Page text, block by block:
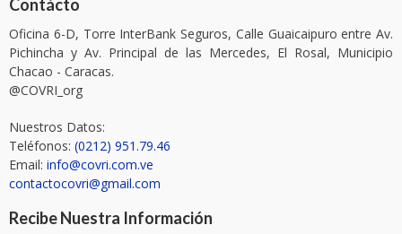
Contácto
Oficina 6-D, Torre InterBank Seguros, Calle Guaicaipuro entre Av.
Pichincha y Av. Principal de las Mercedes, El Rosal, Municipio
Chacao - Caracas.
@COVRI_org
Nuestros Datos:
Teléfonos: (0212) 951.79.46
Email: info@covri.com.ve
contactocovri@gmail.com
Recibe Nuestra Información